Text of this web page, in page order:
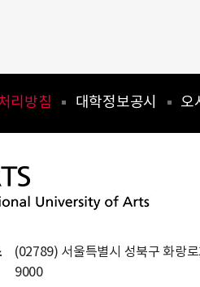
리방침 대학정보공시 오
(02789) 서울특별시 성북구 화랑
9000